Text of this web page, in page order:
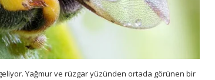
Yağmur ve rüzgar yüzünden ortada görünen bir